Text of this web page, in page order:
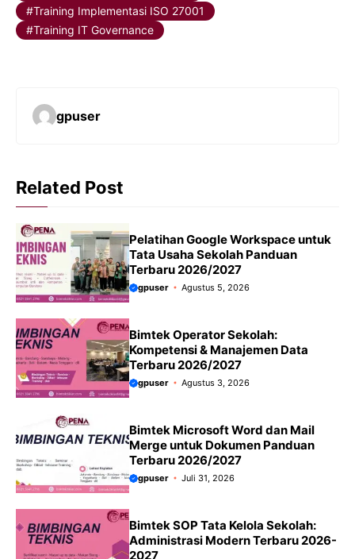
Training Implementasi ISO 27001
Training IT Governance
gpuser
Related Post
Pelatihan Google Workspace untuk
Tata Usaha Sekolah Panduan
Terbaru 2026/2027
gpuser Agustus 5, 2026
Bimtek Operator Sekolah:
Kompetensi & Manajemen Data
Terbaru 2026/2027
gpuser Agustus 3, 2026
Bimtek Microsoft Word dan Mail
Merge untuk Dokumen Panduan
Terbaru 2026/2027
gpuser Juli 31, 2026
Bimtek SOP Tata Kelola Sekolah:
Administrasi Modern Terbaru 2026-
2027